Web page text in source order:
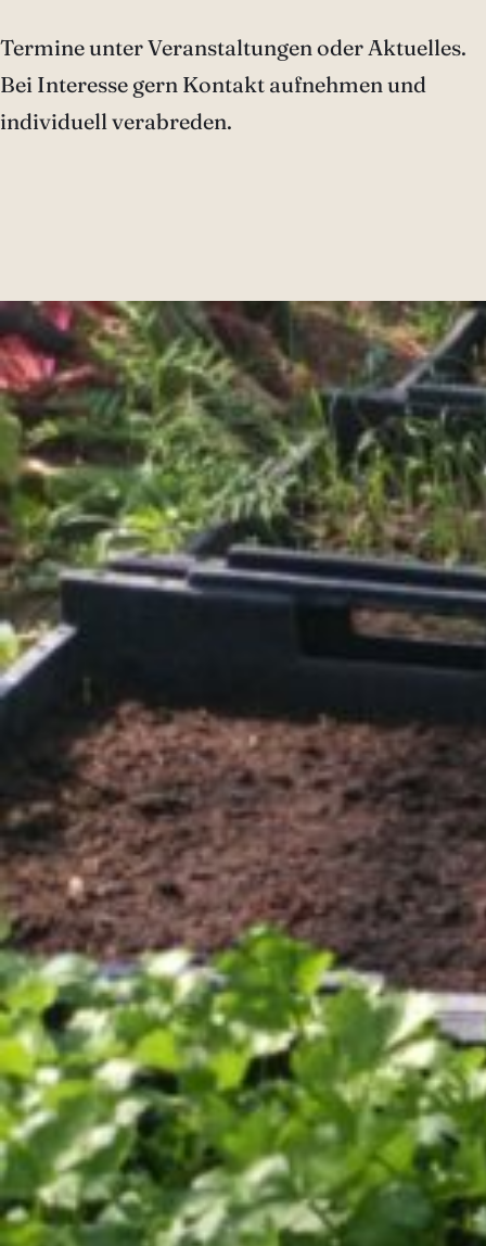
Termine unter Veranstaltungen oder Aktuelles.
Bei Interesse gern Kontakt aufnehmen und
individuell verabreden.